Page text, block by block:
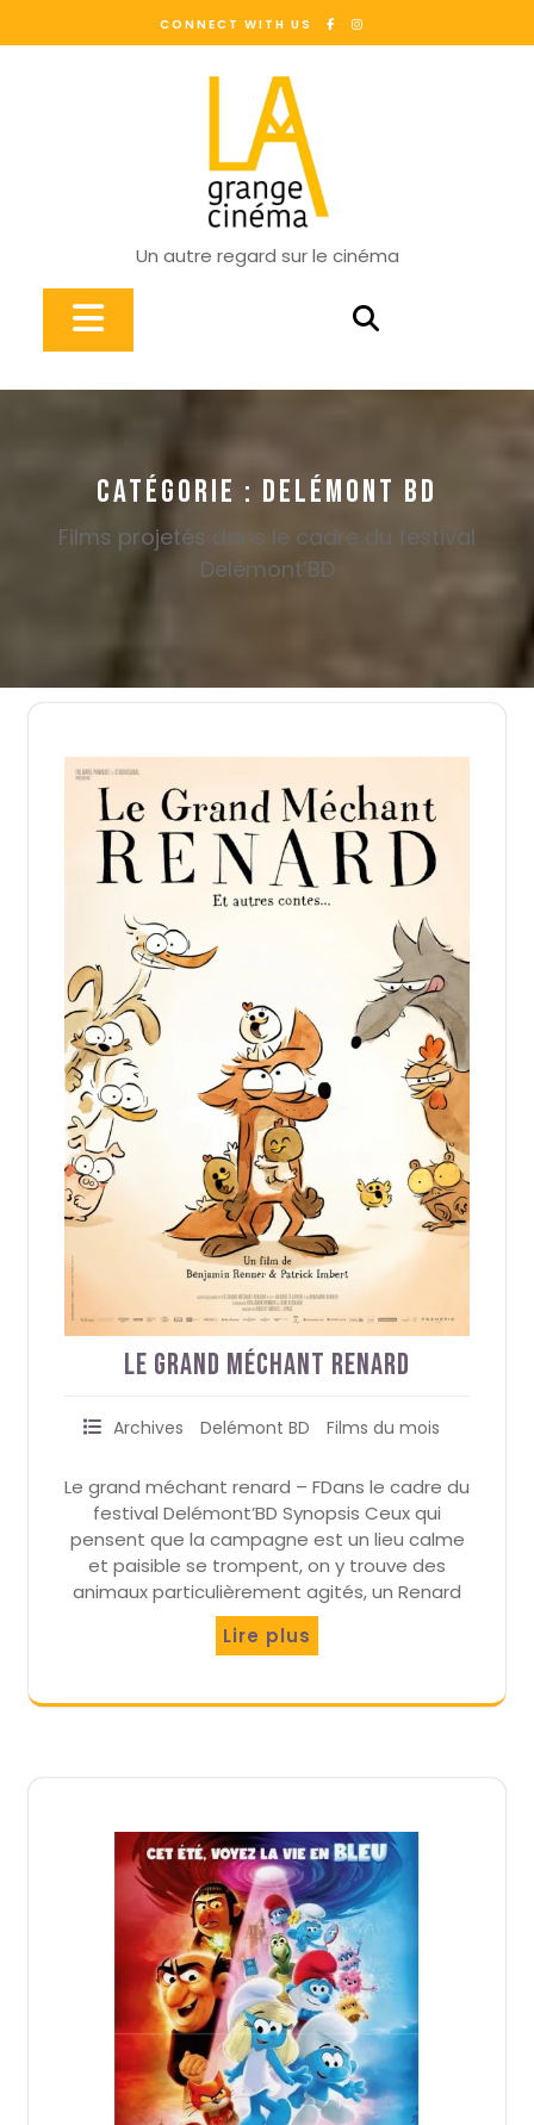
CONNECT WITH US
Un autre regard sur le cinéma
Open
CATÉGORIE : DELÉMONT BD
Films projetés dans le cadre du festival
Delémont’BD
Le grand méchant renard
Archives Delémont BD Films du mois
Le grand méchant renard – FDans le cadre du
festival Delémont’BD Synopsis Ceux qui
pensent que la campagne est un lieu calme
et paisible se trompent, on y trouve des
animaux particulièrement agités, un Renard
Lire plus